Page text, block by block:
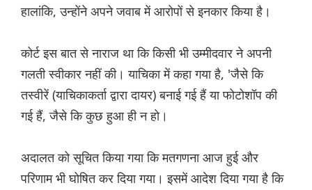
हालांकि, उन्होंने अपने जवाब में आरोपों से इनकार किया है।
कोर्ट इस बात से नाराज था कि किसी भी उम्मीदवार ने अपनी
गलती स्वीकार नहीं की। याचिका में कहा गया है, 'जैसे कि
तस्वीरें (याचिकाकर्ता द्वारा दायर) बनाई गई हैं या फोटोशॉप की
गई हैं, जैसे कि कुछ हुआ ही न हो।
अदालत को सूचित किया गया कि मतगणना आज हुई और
परिणाम भी घोषित कर दिया गया। इसमें आदेश दिया गया है कि